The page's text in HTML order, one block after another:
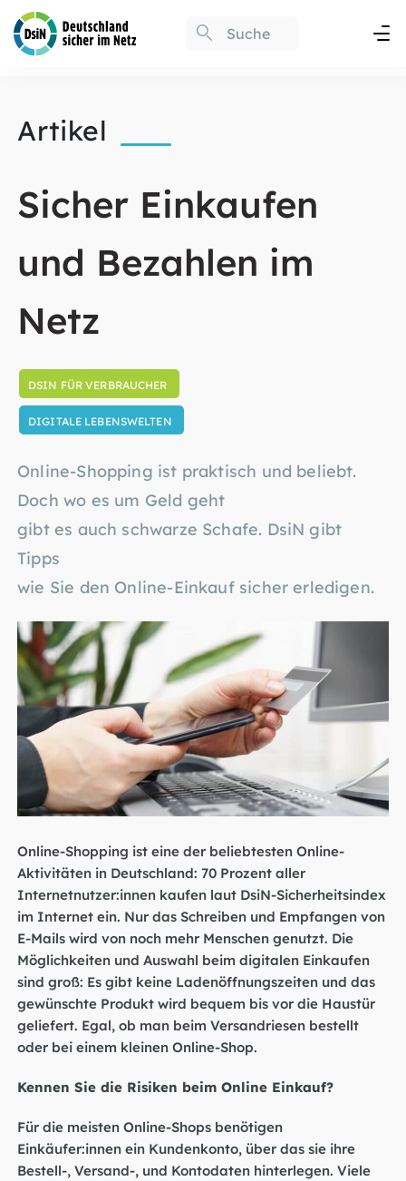
Artikel
Sicher Einkaufen
und Bezahlen im
Netz
DSIN FÜR VERBRAUCHER
DIGITALE LEBENSWELTEN
Online-Shopping ist praktisch und beliebt.
Doch wo es um Geld geht
gibt es auch schwarze Schafe. DsiN gibt
Tipps
wie Sie den Online-Einkauf sicher erledigen.
Online-Shopping ist eine der beliebtesten Online-
Aktivitäten in Deutschland: 70 Prozent aller
Internetnutzer:innen kaufen laut DsiN-Sicherheitsindex
im Internet ein. Nur dasSchreiben und Empfangen von
E-Mailswird von noch mehr Menschen genutzt. Die
Möglichkeiten und Auswahl beim digitalen Einkaufen
sind groß: Es gibt keine Ladenöffnungszeiten und das
gewünschte Produkt wird bequem bis vor die Haustür
geliefert. Egal, ob man beim Versandriesen bestellt
oder bei einem kleinen Online-Shop.
Kennen Sie die Risiken beim Online Einkauf?
Für die meisten Online-Shops benötigen
Einkäufer:innen ein Kundenkonto, über das sie ihre
Bestell-, Versand-, und Kontodaten hinterlegen. Viele